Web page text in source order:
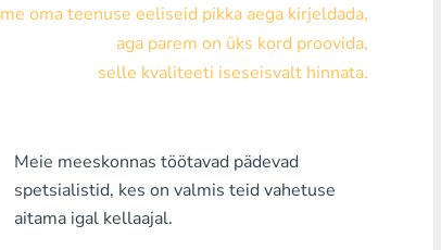
Visa/MasterCard USD
Visa/MasterCard EUR
Mistahes Pank MDL
Mistahes Pank AMD
oma teenuse eeliseid pikka aega kirjeldada,
aga parem on üks kord proovida,
selle kvaliteeti iseseisvalt hinnata.
Meie meeskonnas töötavad pädevad
spetsialistid, kes on valmis teid vahetuse
aitama igal kellaajal.